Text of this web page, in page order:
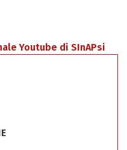
Youtube di SInAPsi